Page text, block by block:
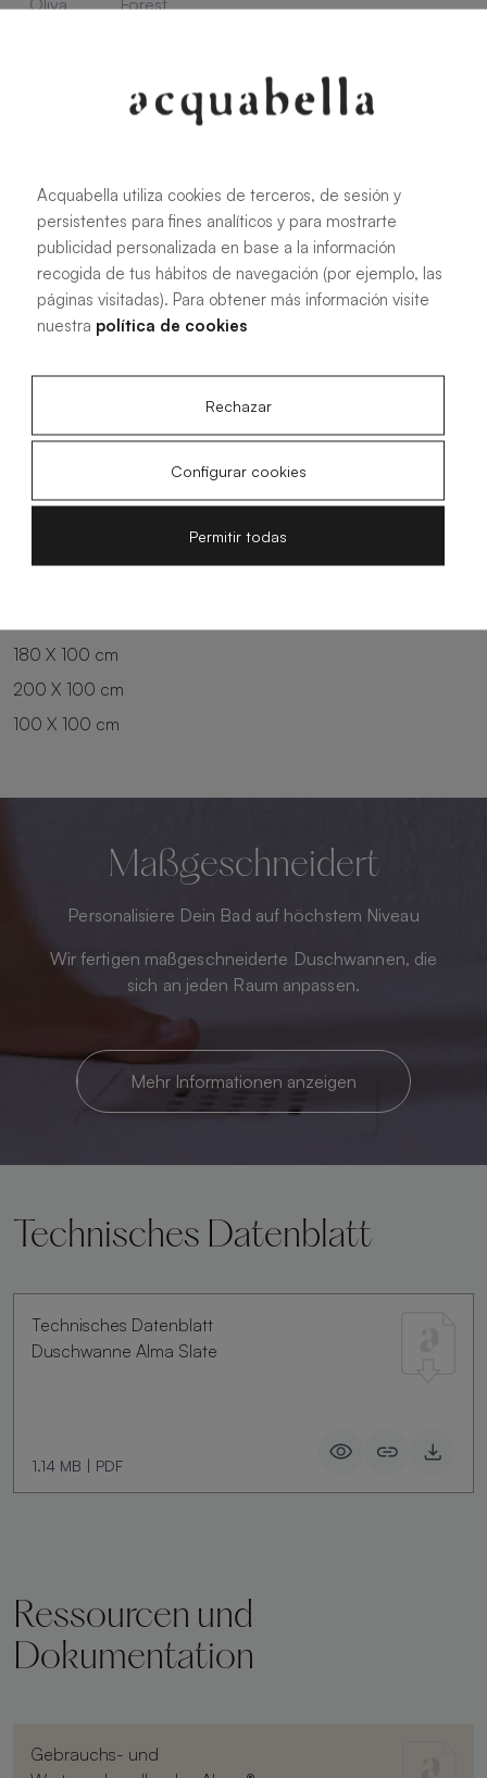
Alle Maße
100 X 70 cm
120 X 70 cm
140 X 70 cm
160 X 70 cm
200 X 70 cm
100 X 80 cm
140 X 80 cm
160 X 80 cm
180 X 80 cm
160 X 90 cm
180 X 90 cm
120 X 100 cm
180 X 100 cm
200 X 100 cm
100 X 100 cm
Maßgeschneidert
Personalisiere Dein Bad auf höchstem Niveau
Wir fertigen maßgeschneiderte Duschwannen, die
sich an jeden Raum anpassen.
Mehr Informationen anzeigen
Technisches Datenblatt
Technisches Datenblatt
Duschwanne Alma Slate
1.14 MB | PDF
Ressourcen und
Dokumentation
Gebrauchs- und
Acquabella utiliza cookies de terceros, de sesión y
persistentes para fines analíticos y para mostrarte
publicidad personalizada en base a la información
recogida de tus hábitos de navegación (por ejemplo, las
páginas visitadas). Para obtener más información visite
nuestra política de cookies
Rechazar
Configurar cookies
Permitir todas